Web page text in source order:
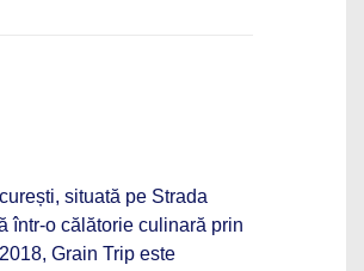
situată pe Strada
într-o călătorie culinară prin
Grain Trip este